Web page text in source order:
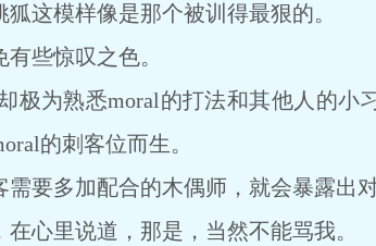
模样像是那个被训得最狠的。
些惊叹之色。
为熟悉moral的打法和其他人的小
的刺客位而生。
多加配合的木偶师，就会暴露出
里说道，那是，当然不能骂我。